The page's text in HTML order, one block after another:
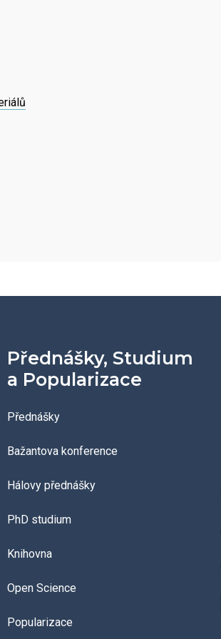
Přednášky, Studium
a Popularizace
Přednášky
Bažantova konference
Hálovy přednášky
PhD studium
Knihovna
Open Science
Popularizace